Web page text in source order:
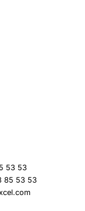
53 53
85 53 53